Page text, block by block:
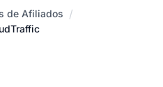
de Afiliados /